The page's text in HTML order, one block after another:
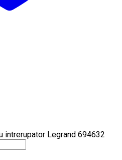
intrerupator Legrand 694632